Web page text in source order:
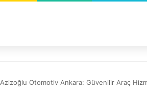
Azizoğlu Otomotiv Ankara: Güvenilir Araç